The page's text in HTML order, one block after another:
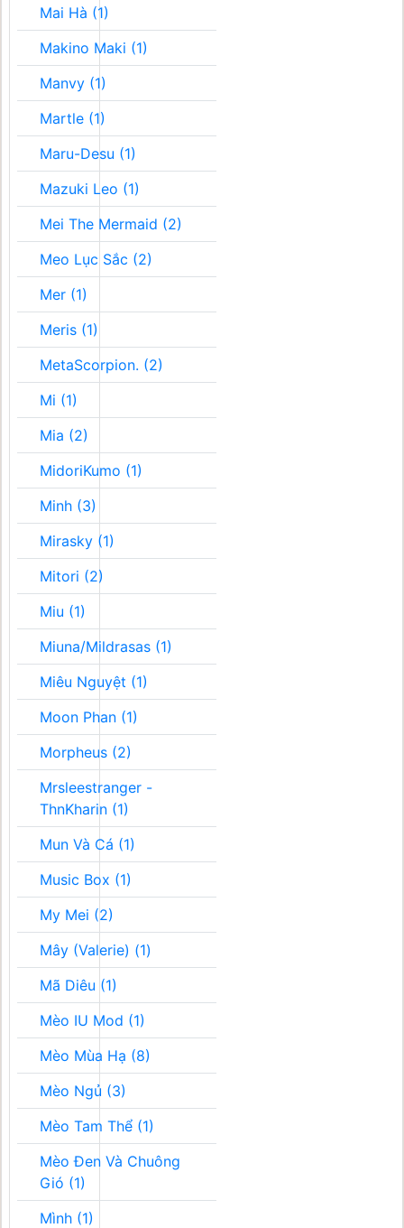
Mai Hà (1)
Makino Maki (1)
Manvy (1)
Martle (1)
Maru-Desu (1)
Mazuki Leo (1)
Mei The Mermaid (2)
Meo Lục Sắc (2)
Mer (1)
Meris (1)
MetaScorpion. (2)
Mi (1)
Mia (2)
MidoriKumo (1)
Minh (3)
Mirasky (1)
Mitori (2)
Miu (1)
Miuna/Mildrasas (1)
Miêu Nguyệt (1)
Moon Phan (1)
Morpheus (2)
Mrsleestranger -
ThnKharin (1)
Mun Và Cá (1)
Music Box (1)
My Mei (2)
Mây (Valerie) (1)
Mã Diêu (1)
Mèo IU Mod (1)
Mèo Mùa Hạ (8)
Mèo Ngủ (3)
Mèo Tam Thể (1)
Mèo Đen Và Chuông
Gió (1)
Mình (1)